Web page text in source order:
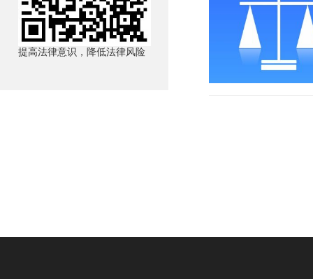
提高法律意识，降低法律风险